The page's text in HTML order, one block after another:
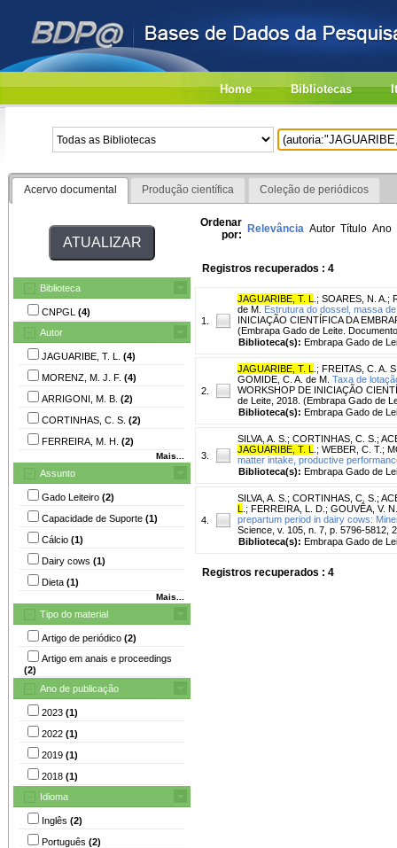
Home Bibliotecas
Acervo documental Produção científica Coleção de periódicos
Biblioteca
CNPGL (4)
Autor
JAGUARIBE, T. L. (4)
MORENZ, M. J. F. (4)
ARRIGONI, M. B. (2)
CORTINHAS, C. S. (2)
FERREIRA, M. H. (2)
Mais...
Assunto
Gado Leiteiro (2)
Capacidade de Suporte (1)
Cálcio (1)
Dairy cows (1)
Dieta (1)
Mais...
Tipo do material
Artigo de periódico (2)
Artigo em anais e proceedings
(2)
Ano de publicação
2023 (1)
2022 (1)
2019 (1)
2018 (1)
Idioma
Inglês (2)
Português (2)
Ordenar
por: Relevância Autor Título Ano
Registros recuperados : 4
1.
JAGUARIBE, T. L ; SOARES, N. A. ;
de M. Estrutura do dossel, massa
INICIAÇÃO CIENTÍFICA DA
(Embrapa Gado de Leite.
Biblioteca(s): Embrapa Gado de
2.
JAGUARIBE, T. L ; FREITAS, C. A.
GOMIDE, C. A. de M. Taxa de
WORKSHOP DE INICIAÇÃO
de Leite, 2018. (Embrapa Gado de
Biblioteca(s): Embrapa Gado de
3.
SILVA, A. S. ; CORTINHAS, C. S. ;
JAGUARIBE, T. L
; WEBER, C. T. ;
matter intake, productive
Biblioteca(s): Embrapa Gado de
4.
SILVA, A. S. ; CORTINHAS, C. S. ;
L
; FERREIRA, L. D. ; GOUVÊA, V. N.
prepartum period in dairy cows:
Science, v. 105, n. 7, p. 5796-5812,
Biblioteca(s): Embrapa Gado de
Registros recuperados : 4